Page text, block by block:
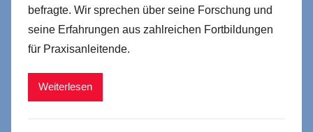
befragte. Wir sprechen über seine Forschung und
seine Erfahrungen aus zahlreichen Fortbildungen
für Praxisanleitende.
Weiterlesen